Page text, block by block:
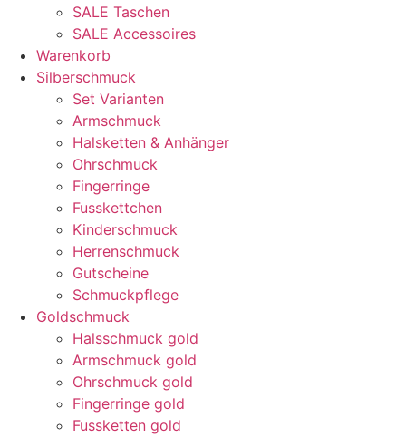
SALE Taschen
SALE Accessoires
Warenkorb
Silberschmuck
Set Varianten
Armschmuck
Halsketten & Anhänger
Ohrschmuck
Fingerringe
Fusskettchen
Kinderschmuck
Herrenschmuck
Gutscheine
Schmuckpflege
Goldschmuck
Halsschmuck gold
Armschmuck gold
Ohrschmuck gold
Fingerringe gold
Fussketten gold